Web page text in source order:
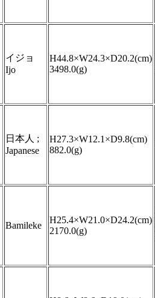
イジョ
Ijo
H44.8×W24.3×D20.2(cm)
3498.0(g)
日本人 ;
Japanese
H27.3×W12.1×D9.8(cm)
882.0(g)
Bamileke
H25.4×W21.0×D24.2(cm)
2170.0(g)